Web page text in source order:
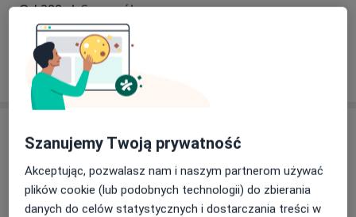
Od 200 zł Szczegóły
W jaki sposób ustalane są ceny?
Adres 1 Adres 2
Szanujemy Twoją prywatność
Akceptując, pozwalasz nam i naszym partnerom używać
plików cookie (lub podobnych technologii) do zbierania
danych do celów statystycznych i dostarczania treści w